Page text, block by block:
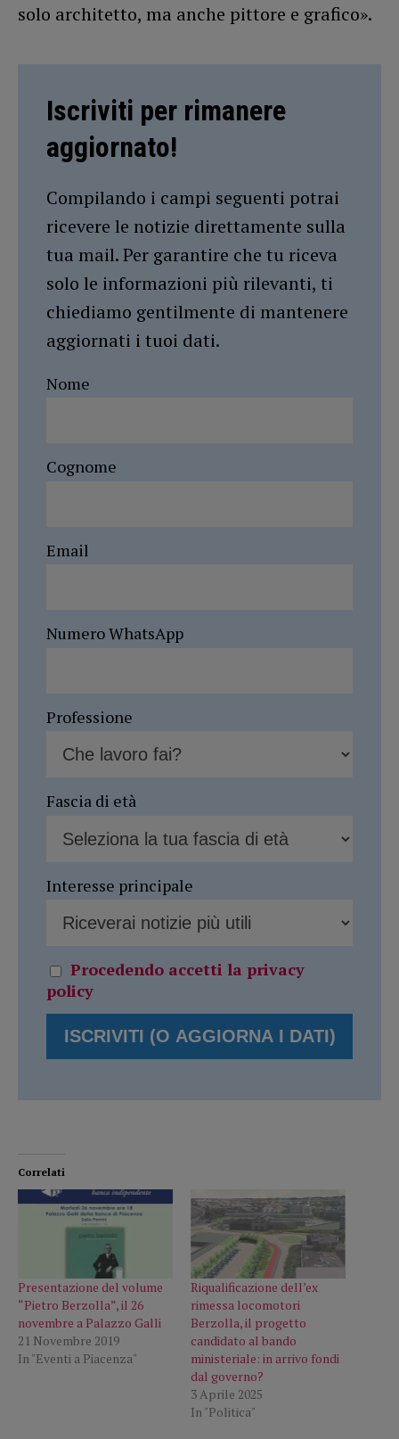
solo architetto, ma anche pittore e grafico».
Iscriviti per rimanere
aggiornato!
Compilando i campi seguenti potrai
ricevere le notizie direttamente sulla
tua mail. Per garantire che tu riceva
solo le informazioni più rilevanti, ti
chiediamo gentilmente di mantenere
aggiornati i tuoi dati.
Nome
Cognome
Email
Numero WhatsApp
Professione
Fascia di età
Interesse principale
Procedendo accetti la privacy
policy
Correlati
Presentazione del volume
“Pietro Berzolla”, il 26
novembre a Palazzo Galli
21 Novembre 2019
In "Eventi a Piacenza"
Riqualificazione dell’ex
rimessa locomotori
Berzolla, il progetto
candidato al bando
ministeriale: in arrivo fondi
dal governo?
3 Aprile 2025
In "Politica"